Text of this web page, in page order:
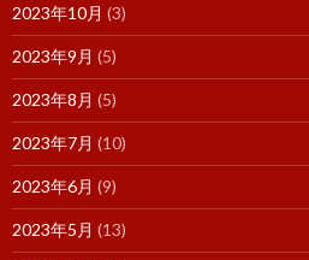
2023年10月 (3)
2023年9月 (5)
2023年8月 (5)
2023年7月 (10)
2023年6月 (9)
2023年5月 (13)